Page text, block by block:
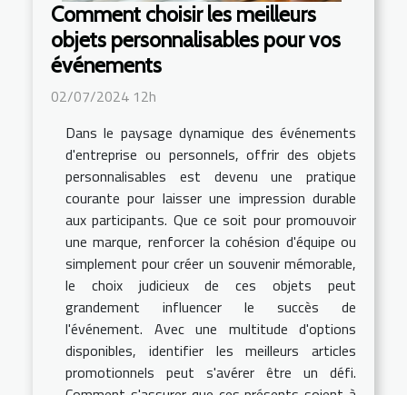
Comment choisir les meilleurs
objets personnalisables pour vos
événements
02/07/2024 12h
Dans le paysage dynamique des événements
d'entreprise ou personnels, offrir des objets
personnalisables est devenu une pratique
courante pour laisser une impression durable
aux participants. Que ce soit pour promouvoir
une marque, renforcer la cohésion d'équipe ou
simplement pour créer un souvenir mémorable,
le choix judicieux de ces objets peut
grandement influencer le succès de
l'événement. Avec une multitude d'options
disponibles, identifier les meilleurs articles
promotionnels peut s'avérer être un défi.